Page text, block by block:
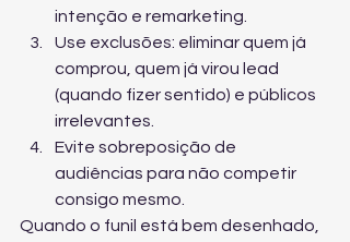
intenção e remarketing.
Use exclusões: eliminar quem já
comprou, quem já virou lead
(quando fizer sentido) e públicos
irrelevantes.
Evite sobreposição de
audiências para não competir
consigo mesmo.
Quando o funil está bem desenhado,